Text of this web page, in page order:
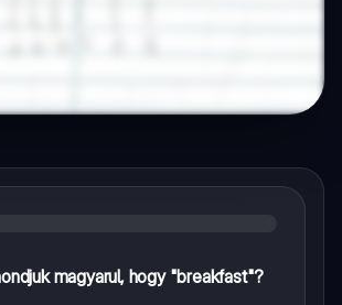
magyarul, hogy "breakfast"?